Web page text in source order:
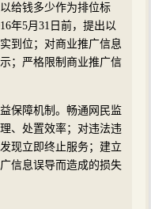
给钱多少作为排位标
年5月31日前，提出以
到位；对商业推广信息
；严格限制商业推广信
保障机制。畅通网民监
、处置效率；对违法违
现立即终止服务；建立
信息误导而造成的损失